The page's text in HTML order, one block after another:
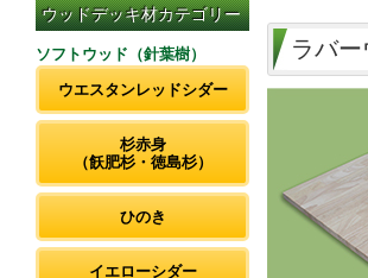
ウッドデッキ材カテゴリー
ソフトウッド（針葉樹）
ウエスタンレッドシダー
杉赤身
（飫肥杉・徳島杉）
ひのき
イエローシダー
ラバ